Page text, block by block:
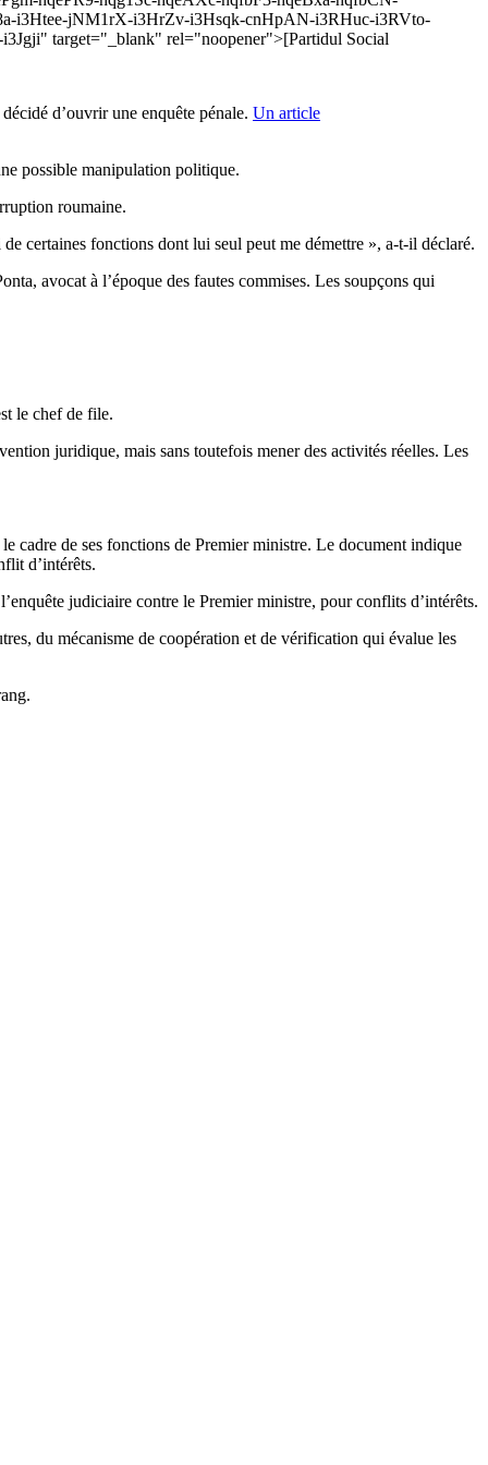
i3Htee-jNM1rX-i3HrZv-i3Hsqk-cnHpAN-i3RHuc-i3RVto-
target="_blank" rel="noopener">[Partidul Social
d’ouvrir une enquête pénale. Un article
possible manipulation politique.
roumaine.
certaines fonctions dont lui seul peut me démettre », a-t-il déclaré.
avocat à l’époque des fautes commises. Les soupçons qui
le chef de file.
juridique, mais sans toutefois mener des activités réelles. Les
cadre de ses fonctions de Premier ministre. Le document indique
d’intérêts.
judiciaire contre le Premier ministre, pour conflits d’intérêts.
du mécanisme de coopération et de vérification qui évalue les